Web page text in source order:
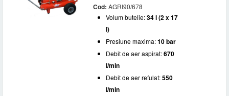
Cod:AGRI90/678
Volum butelie:34 l (2 x 17
l)
Presiune maxima:10 bar
Debit de aer aspirat:670
l/min
Debit de aer refulat:550
l/min